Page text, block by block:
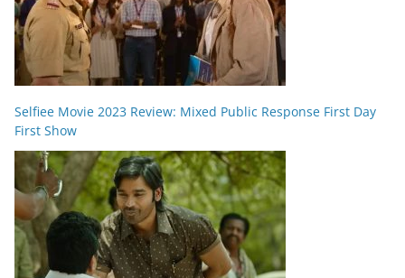
Selfiee Movie 2023 Review: Mixed Public Response First Day
First Show